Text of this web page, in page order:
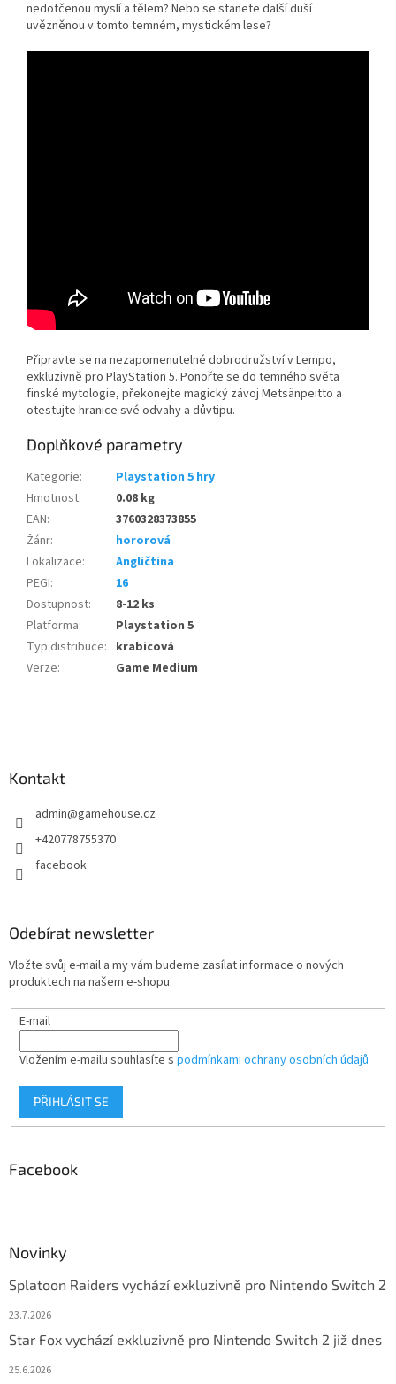
nedotčenou myslí a tělem? Nebo se stanete další duší
uvězněnou v tomto temném, mystickém lese?
Připravte se na nezapomenutelné dobrodružství v Lempo,
exkluzivně pro PlayStation 5. Ponořte se do temného světa
finské mytologie, překonejte magický závoj Metsänpeitto a
otestujte hranice své odvahy a důvtipu.
Doplňkové parametry
Kategorie:
Playstation 5 hry
Hmotnost:
0.08 kg
EAN:
3760328373855
Žánr:
hororová
Lokalizace:
Angličtina
PEGI:
16
Dostupnost:
8-12 ks
Platforma:
Playstation 5
Typ distribuce: krabicová
Verze: Game Medium
Kontakt
admin@gamehouse.cz
+420778755370
facebook
Odebírat newsletter
Vložte svůj e-mail a my vám budeme zasílat informace o nových
produktech na našem e-shopu.
E-mail
Vložením e-mailu souhlasíte s podmínkami ochrany osobních údajů
PŘIHLÁSIT SE
Facebook
Novinky
Splatoon Raiders vychází exkluzivně pro Nintendo Switch 2
23.7.2026
Star Fox vychází exkluzivně pro Nintendo Switch 2 již dnes
25.6.2026